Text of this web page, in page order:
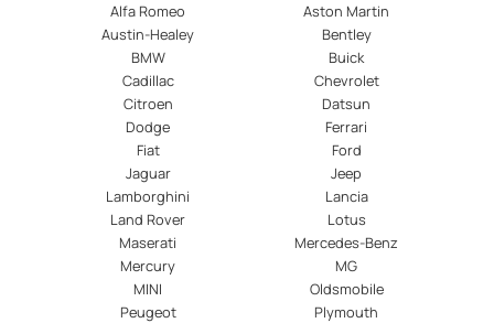
Alfa Romeo
Aston Martin
Austin-Healey
Bentley
BMW
Buick
Cadillac
Chevrolet
Citroen
Datsun
Dodge
Ferrari
Fiat
Ford
Jaguar
Jeep
Lamborghini
Lancia
Land Rover
Lotus
Maserati
Mercedes-Benz
Mercury
MG
MINI
Oldsmobile
Peugeot
Plymouth